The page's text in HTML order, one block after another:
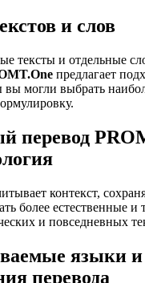
и слов
тексты и отдельные
предлагает
вы могли выбрать
перевод
контекст,
более естественные
и повседневных
языки и
перевода